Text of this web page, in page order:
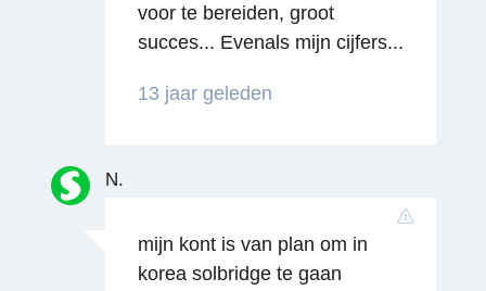
voor te bereiden, groot
succes... Evenals mijn cijfers...
13 jaar geleden
N.
mijn kont is van plan om in
korea solbridge te gaan